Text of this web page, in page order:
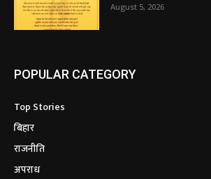
August 5, 2026
POPULAR CATEGORY
Top Stories
बिहार
राजनीति
अपराध